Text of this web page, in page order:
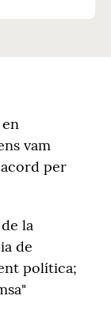
vam
per
la
de
política;